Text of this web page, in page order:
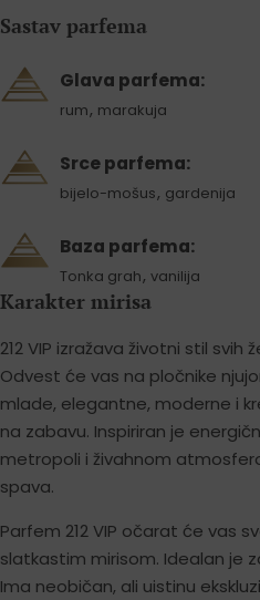
Sastav parfema
Glava parfema:
rum, marakuja
Srce parfema:
bijelo-mošus, gardenija
Baza parfema:
Tonka grah, vanilija
Karakter mirisa
212 VIP izražava životni stil svih
Odvest će vas na pločnike
mlade, elegantne, moderne i
na zabavu. Inspiriran je
metropoli i živahnom
spava.
Parfem 212 VIP očarat će vas
slatkastim mirisom. Idealan je
Ima neobičan, ali uistinu